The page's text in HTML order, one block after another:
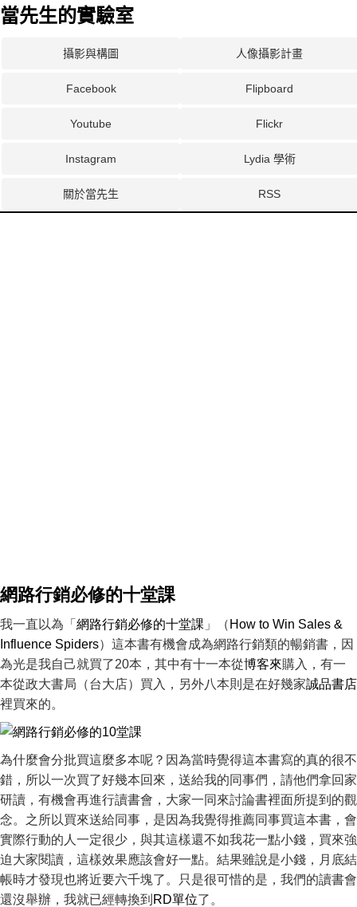
當先生的實驗室
攝影與構圖 人像攝影計畫
Facebook Flipboard
Youtube Flickr
Instagram Lydia 學術
關於當先生 RSS
網路行銷必修的十堂課
我一直以為「 網路行銷必修的十堂課 」（ How to Win Sales &
Influence Spiders）這本書有機會成為網路行銷類的暢銷書，因
為光是我自己就買了20本，其中有十一本從博客來購入，有一
本從政大書局（台大店）買入，另外八本則是在好幾家誠品書店
裡買來的。
為什麼會分批買這麼多本呢？因為當時覺得這本書寫的真的很不
錯，所以一次買了好幾本回來，送給我的同事們，請他們拿回家
研讀，有機會再進行讀書會，大家一同來討論書裡面所提到的觀
念。之所以買來送給同事，是因為我覺得推薦同事買這本書，會
實際行動的人一定很少，與其這樣還不如我花一點小錢，買來強
迫大家閱讀，這樣效果應該會好一點。結果雖說是小錢，月底結
帳時才發現也將近要六千塊了。只是很可惜的是，我們的讀書會
還沒舉辦，我就已經轉換到 RD單位了。